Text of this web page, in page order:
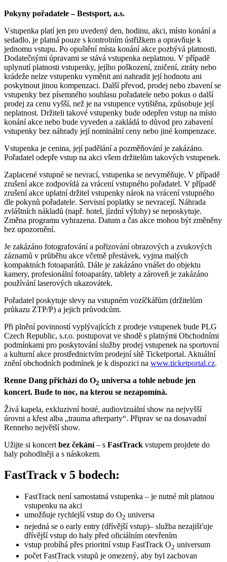
Pokyny pořadatele – Bestsport, a.s.
Vstupenka platí jen pro uvedený den, hodinu, akci, místo konání a
sedadlo, je platná pouze s kontrolním ústřižkem a opravňuje k
jednomu vstupu. Po opuštění místa konání akce pozbývá platnosti.
Dodatečnými úpravami se stává vstupenka neplatnou. V případě
uplynutí platnosti vstupenky, jejího poškození, zničení, ztráty nebo
krádeže nelze vstupenku vyměnit ani nahradit její hodnotu ani
poskytnout jinou kompenzaci. Další převod, prodej nebo zbavení se
vstupenky bez písemného souhlasu pořadatele nebo pokus o další
prodej za cenu vyšší, než je na vstupence vytištěna, způsobuje její
neplatnost. Držiteli takové vstupenky bude odepřen vstup na místo
konání akce nebo bude vyveden a zakládá to důvod pro zabavení
vstupenky bez náhrady její nominální ceny nebo jiné kompenzace.
Vstupenka je cenina, její padělání a pozměňování je zakázáno.
Pořadatel odepře vstup na akci všem držitelům takových vstupenek.
Zaplacené vstupné se nevrací, vstupenka se nevyměňuje. V případě
zrušení akce zodpovídá za vrácení vstupného pořadatel. V případě
zrušení akce uplatní držitel vstupenky nárok na vrácení vstupného
dle pokynů pořadatele. Servisní poplatky se nevracejí. Náhrada
zvláštních nákladů (např. hotel, jízdní výlohy) se neposkytuje.
Změna programu vyhrazena. Datum a čas akce mohou být změněny
bez upozornění.
Je zakázáno fotografování a pořizování obrazových a zvukových
záznamů v průběhu akce včetně přestávek, vyjma malých
kompaktních fotoaparátů. Dále je zakázáno vnášet do objektu
kamery, profesionální fotoaparáty, tablety a zároveň je zakázáno
používání laserových ukazovátek.
Pořadatel poskytuje slevy na vstupném vozíčkářům (držitelům
průkazu ZTP/P) a jejich průvodcům.
Při plnění povinností vyplývajících z prodeje vstupenek bude PLG
Czech Republic, s.r.o. postupovat ve shodě s platnými Obchodními
podmínkami pro poskytování služby prodej vstupenek na sportovní
a kulturní akce prostřednictvím prodejní sítě Ticketportal. Aktuální
znění obchodních podmínek je k dispozici na www.ticketportal.cz.
Renne Dang přichází do O2 universa a tohle nebude jen
koncert. Bude to noc, na kterou se nezapomíná.
Živá kapela, exkluzivní hosté, audiovizuální show na nejvyšší
úrovni a křest alba „trauma afterparty“. Připrav se na dosavadní
Renneho největší show.
Užijte si koncert bez čekání– s FastTrack vstupem projdete do
haly pohodlněji a s náskokem.
FastTrack v 5 bodech:
FastTrack není samostatná vstupenka – je nutné mít platnou
vstupenku na akci
umožňuje rychlejší vstup do O2 universa
nejedná se o early entry (dřívější vstup)– služba nezajišťuje
dřívější vstup do haly před oficiálním otevřením
vstup probíhá přes prioritní vstup FastTrack O2 universum
počet FastTrack vstupů je omezený, aby byl zachovan